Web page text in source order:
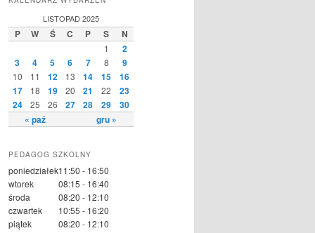
LISTOPAD 2025
P W Ś C P S N
« paź gru »
1
2
3
4 5 6 7 8 9
10 11 12 13 14 15
16
17
18 19 20 21 22
23
24
25 26 27 28 29 30
PEDAGOG SZKOLNY
poniedziałek11:50 - 16:50
wtorek
08:15 - 16:40
środa
08:20 - 12:10
czwartek
10:55 - 16:20
piątek
08:20 - 12:10